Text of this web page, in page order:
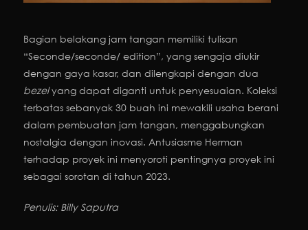
Bagian belakang jam tangan memiliki tulisan
“Seconde/seconde/ edition”, yang sengaja diukir
dengan gaya kasar, dan dilengkapi dengan dua
bezelyang dapat diganti untuk penyesuaian. Koleksi
terbatas sebanyak 30 buah ini mewakili usaha berani
dalam pembuatan jam tangan, menggabungkan
nostalgia dengan inovasi. Antusiasme Herman
terhadap proyek ini menyoroti pentingnya proyek ini
sebagai sorotan di tahun 2023.
Penulis: Billy Saputra